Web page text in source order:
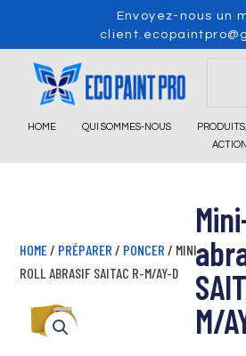
content
Envoyez-nous un
HOME QUI SOMMES-NOUS
M/
HOME / PRÉPARER / PONCER / MINI-
ROLL ABRASIF SAITAC R-M/AY-D